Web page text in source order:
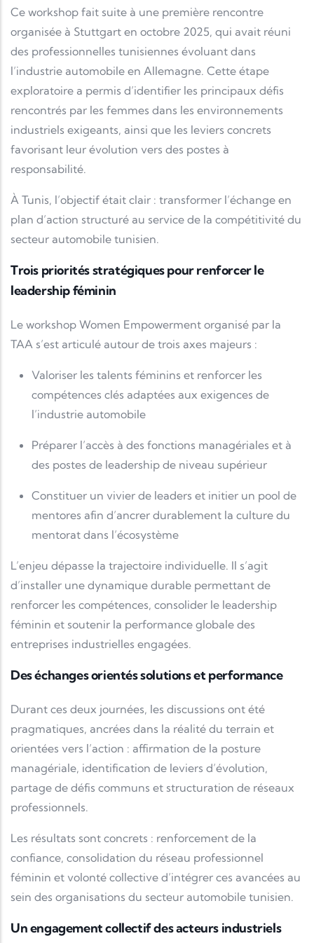
Ce workshop fait suite à une première rencontre
organisée à Stuttgart en octobre 2025, qui avait réuni
des professionnelles tunisiennes évoluant dans
l’industrie automobile en Allemagne. Cette étape
exploratoire a permis d’identifier les principaux défis
rencontrés par les femmes dans les environnements
industriels exigeants, ainsi que les leviers concrets
favorisant leur évolution vers des postes à
responsabilité.
À Tunis, l’objectif était clair : transformer l’échange en
plan d’action structuré au service de la compétitivité du
secteur automobile tunisien.
Trois priorités stratégiques pour renforcer le
leadership féminin
Le workshop Women Empowerment organisé par la
TAA s’est articulé autour de trois axes majeurs :
Valoriser les talents féminins et renforcer les
compétences clés adaptées aux exigences de
l’industrie automobile
Préparer l’accès à des fonctions managériales et à
des postes de leadership de niveau supérieur
Constituer un vivier de leaders et initier un pool de
mentores afin d’ancrer durablement la culture du
mentorat dans l’écosystème
L’enjeu dépasse la trajectoire individuelle. Il s’agit
d’installer une dynamique durable permettant de
renforcer les compétences, consolider le leadership
féminin et soutenir la performance globale des
entreprises industrielles engagées.
Des échanges orientés solutions et performance
Durant ces deux journées, les discussions ont été
pragmatiques, ancrées dans la réalité du terrain et
orientées vers l’action : affirmation de la posture
managériale, identification de leviers d’évolution,
partage de défis communs et structuration de réseaux
professionnels.
Les résultats sont concrets : renforcement de la
confiance, consolidation du réseau professionnel
féminin et volonté collective d’intégrer ces avancées au
sein des organisations du secteur automobile tunisien.
Un engagement collectif des acteurs industriels